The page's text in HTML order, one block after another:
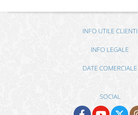
INFO UTILE CLIENTI
INFO LEGALE
DATE COMERCIALE
SOCIAL